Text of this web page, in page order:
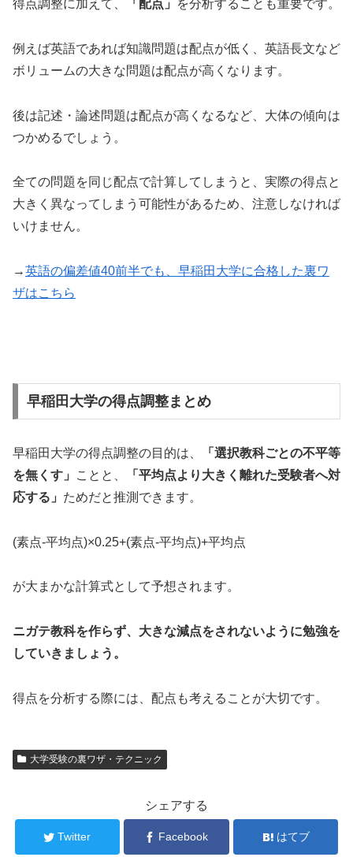
得点調整に加えて、 「配点」 を分析することも重要です。
例えば英語であれば知識問題は配点が低く、英語長文など
ボリュームの大きな問題は配点が高くなります。
後は記述・論述問題は配点が高くなるなど、大体の傾向は
つかめるでしょう。
全ての問題を同じ配点で計算してしまうと、実際の得点と
大きく異なってしまう可能性があるため、注意しなければ
いけません。
→英語の偏差値40前半でも、早稲田大学に合格した裏ワ
ザはこちら
早稲田大学の得点調整まとめ
早稲田大学の得点調整の目的は、
「選択教科ごとの不平等
を無くす」
ことと、
「平均点より大きく離れた受験者へ対
応する」 ためだと推測できます。
(素点-平均点)×0.25+(素点-平均点)+平均点
が大まかな計算式として予想されます。
ニガテ教科を作らず、大きな減点をされないように勉強を
していきましょう。
得点を分析する際には、配点も考えることが大切です。
大学受験の裏ワザ・テクニック
シェアする
Twitter Facebook はてブ